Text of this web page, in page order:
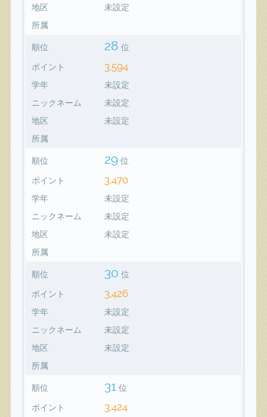
地区
未設定
所属
順位 28 位
ポイント 3,594
学年
未設定
ニックネーム
未設定
地区
未設定
所属
順位 29 位
ポイント 3,470
学年
未設定
ニックネーム
未設定
地区
未設定
所属
順位 30 位
ポイント 3,426
学年
未設定
ニックネーム
未設定
地区
未設定
所属
順位 31 位
ポイント 3,424